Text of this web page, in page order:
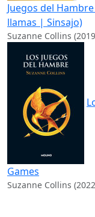
Juegos del
llamas | Sinsajo)
Suzanne Collins
Games
Suzanne Collins